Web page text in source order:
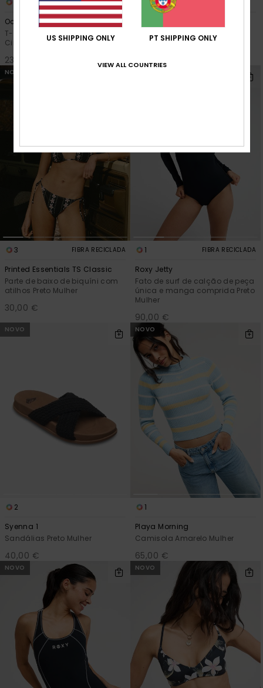
FIBRA RECICLADA
Ocean Road Art
T-shirt de manga curta
Cinzento mulher
23,00 €
Jaqueta de motociclista
Castanho Mulher
NOVO
3 FIBRA RECICLADA
Printed Essentials TS Classic
Parte de baixo de biquíni com
atilhos Preto Mulher
30,00 €
1 FIBRA RECICLADA
Roxy Jetty
Fato de surf de calção de peça
única e manga comprida Preto
Mulher
90,00 €
NOVO
2
Syenna 1
Sandálias Preto Mulher
40,00 €
NOVO
1
Playa Morning
Camisola Amarelo Mulher
65,00 €
NOVO NOVO
US SHIPPING ONLY PT SHIPPING ONLY
VIEW ALL COUNTRIES